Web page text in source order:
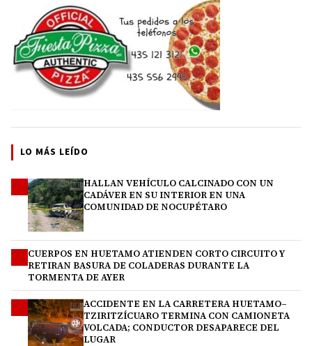
LO MÁS LEÍDO
HALLAN VEHÍCULO CALCINADO CON UN
CADÁVER EN SU INTERIOR EN UNA
COMUNIDAD DE NOCUPÉTARO
CUERPOS EN HUETAMO ATIENDEN CORTO CIRCUITO Y
RETIRAN BASURA DE COLADERAS DURANTE LA
TORMENTA DE AYER
ACCIDENTE EN LA CARRETERA HUETAMO–
TZIRITZÍCUARO TERMINA CON CAMIONETA
VOLCADA; CONDUCTOR DESAPARECE DEL
LUGAR